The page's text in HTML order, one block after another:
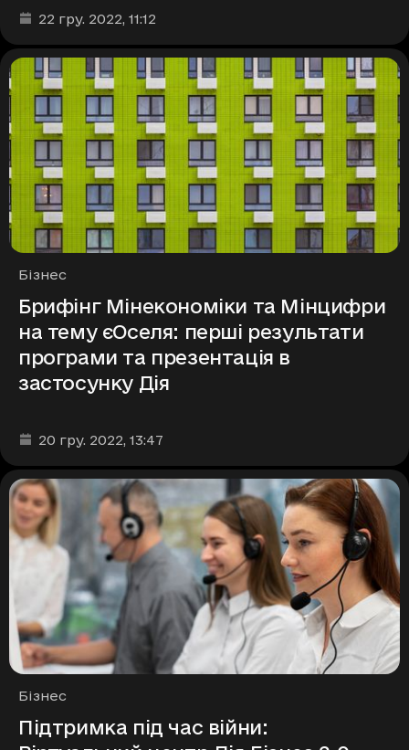
Дата та час публікації
22 гру. 2022, 11:12
Рубрики
Бізнес
Брифінг Мінекономіки та Мінцифри
на тему єОселя: перші результати
програми та презентація в
застосунку Дія
Дата та час публікації
20 гру. 2022, 13:47
Рубрики
Бізнес
Підтримка під час війни: